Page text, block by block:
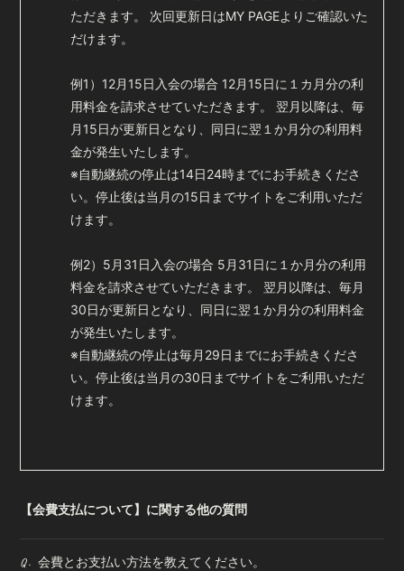
ただきます。 次回更新日はMY PAGEよりご確認いた
だけます。
例1）12月15日入会の場合 12月15日に１カ月分の利
用料金を請求させていただきます。 翌月以降は、毎
月15日が更新日となり、同日に翌１か月分の利用料
金が発生いたします。
※自動継続の停止は14日24時までにお手続きくださ
い。停止後は当月の15日までサイトをご利用いただ
けます。
例2）5月31日入会の場合 5月31日に１か月分の利用
料金を請求させていただきます。 翌月以降は、毎月
30日が更新日となり、同日に翌１か月分の利用料金
が発生いたします。
※自動継続の停止は毎月29日までにお手続きくださ
い。停止後は当月の30日までサイトをご利用いただ
けます。
【会費支払について】に関する他の質問
Q. 会費とお支払い方法を教えてください。